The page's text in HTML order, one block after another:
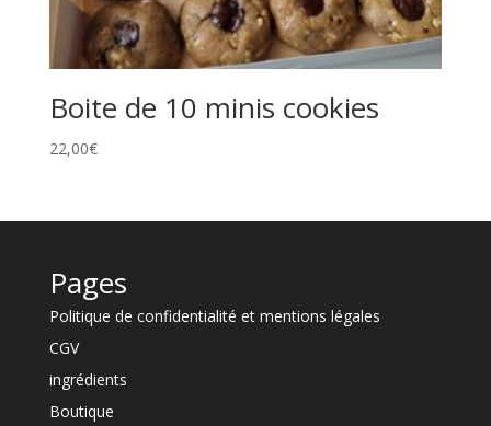
Boite de 10 minis cookies
22,00€
Pages
Politique de confidentialité et mentions légales
CGV
ingrédients
Boutique